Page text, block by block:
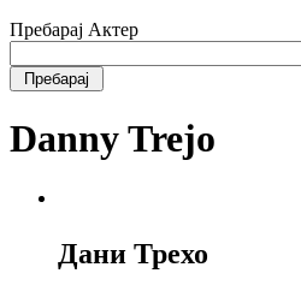
Пребарај Актер
Danny Trejo
Дани Трехо